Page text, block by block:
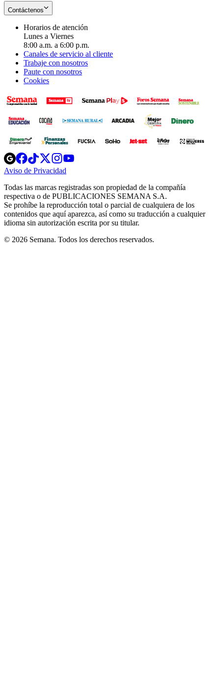
Contáctenos
Horarios de atención
Lunes a Viernes
8:00 a.m. a 6:00 p.m.
Canales de servicio al cliente
Trabaje con nosotros
Paute con nosotros
Cookies
Opens
in
new
Opens
in
new
Opens
in
new
window
Opens
new
windowwindow
Aviso de Privacidad
new
window
Todas las marcas registradas son propiedad de la compañía
respectiva o de PUBLICACIONES SEMANA S.A.
Se prohíbe la reproducción total o parcial de cualquiera de los
contenidos que aquí aparezca, así como su traducción a cualquier
idioma sin autorización escrita por su titular.
© 2026 Semana. Todos los derechos reservados.